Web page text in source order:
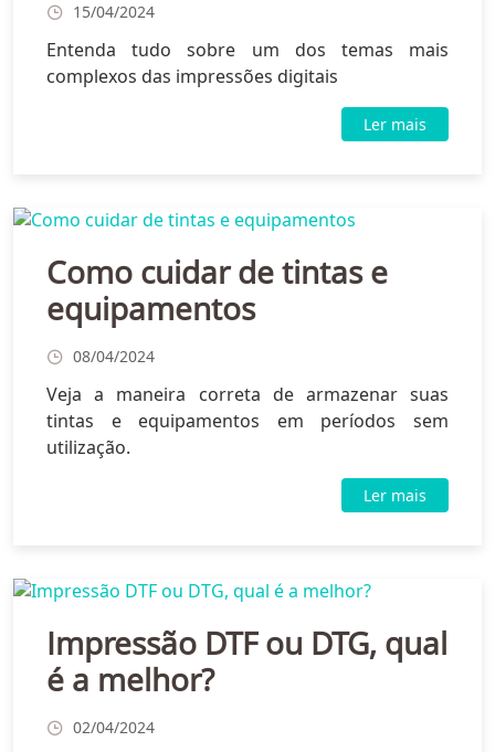
15/04/2024
Entenda tudo sobre um dos temas mais
complexos das impressões digitais
Ler mais
Como cuidar de tintas e
equipamentos
08/04/2024
Veja a maneira correta de armazenar suas
tintas e equipamentos em períodos sem
utilização.
Ler mais
Impressão DTF ou DTG, qual
é a melhor?
02/04/2024